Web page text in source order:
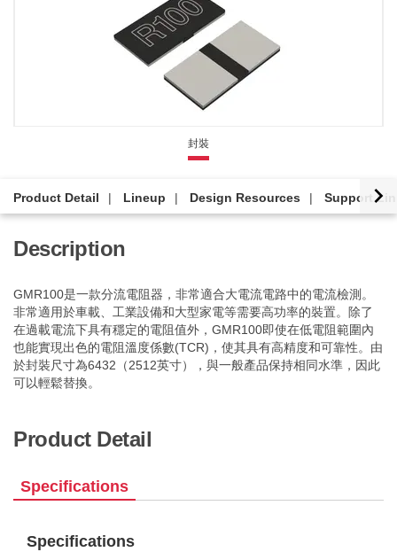
封裝
Product Detail Lineup Design Resources Support
Description
GMR100是一款分流電阻器，非常適合大電流電路中的電流檢測。
非常適用於車載、工業設備和大型家電等需要高功率的裝置。除了
在過載電流下具有穩定的電阻值外，GMR100即使在低電阻範圍內
也能實現出色的電阻溫度係數(TCR)，使其具有高精度和可靠性。由
於封裝尺寸為6432（2512英寸），與一般產品保持相同水準，因此
可以輕鬆替換。
Product Detail
Specifications
Specifications